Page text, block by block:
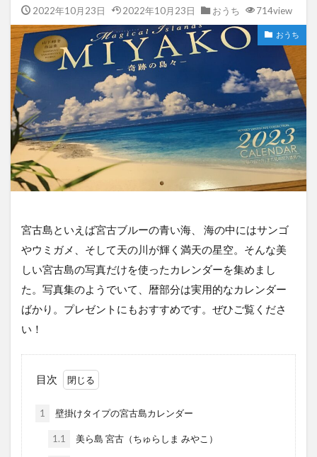
2022年10月23日 2022年10月23日 おうち 714view
おうち
宮古島といえば宮古ブルーの青い海、 海の中にはサンゴ
やウミガメ、そして天の川が輝く満天の星空。そんな美
しい宮古島の写真だけを使ったカレンダーを集めまし
た。写真集のようでいて、暦部分は実用的なカレンダー
ばかり。プレゼントにもおすすめです。ぜひご覧くださ
い！
目次
1 壁掛けタイプの宮古島カレンダー
1.1 美ら島 宮古（ちゅらしま みやこ）